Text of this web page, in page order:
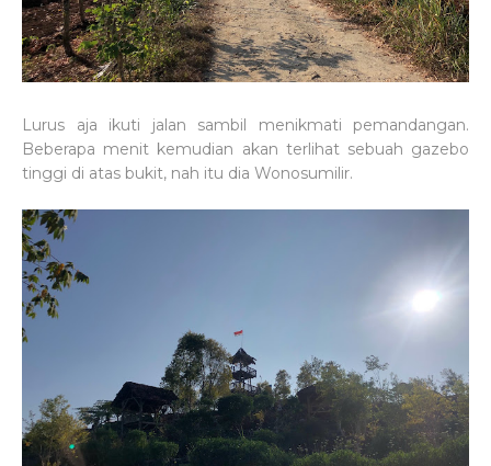
Lurus aja ikuti jalan sambil menikmati pemandangan.
Beberapa menit kemudian akan terlihat sebuah gazebo
tinggi di atas bukit, nah itu dia Wonosumilir.